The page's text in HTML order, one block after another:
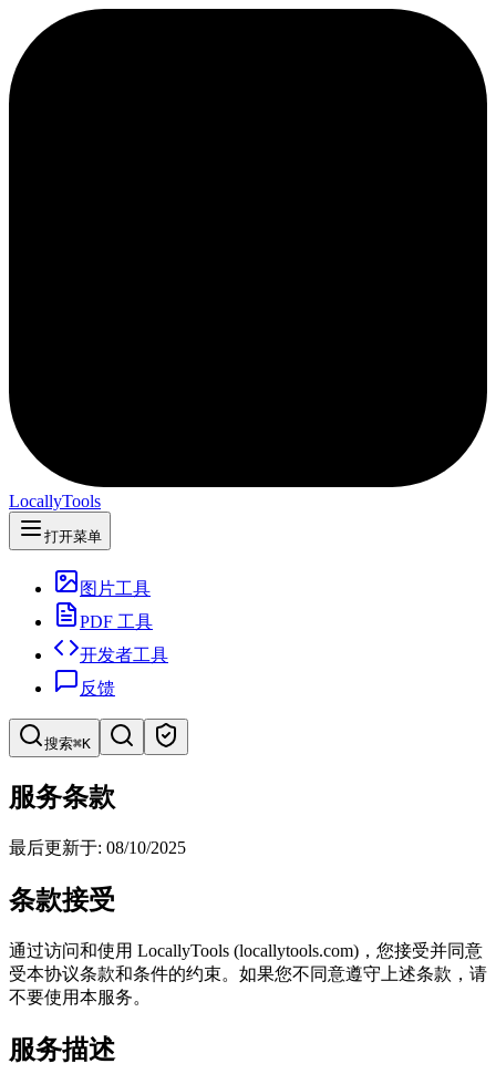
LocallyTools
打开菜单
图片工具
PDF 工具
开发者工具
反馈
搜索⌘K
搜索工具
快速搜索工具
服务条款
最后更新于: 08/10/2025
条款接受
通过访问和使用 LocallyTools (locallytools.com)，您接受并同意
受本协议条款和条件的约束。如果您不同意遵守上述条款，请
不要使用本服务。
服务描述